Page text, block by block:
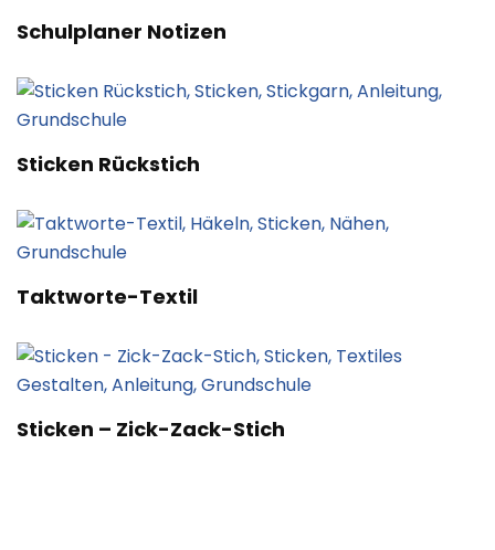
Schulplaner Notizen
Sticken Rückstich
Taktworte-Textil
Sticken – Zick-Zack-Stich